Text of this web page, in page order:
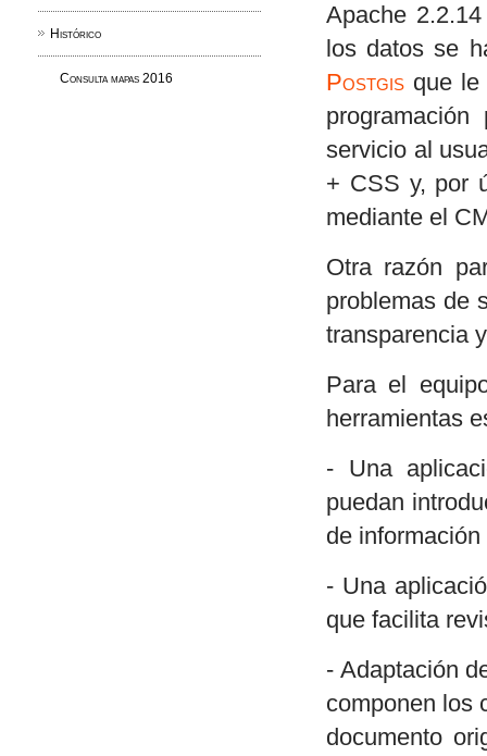
Histórico
Consulta mapas 2016
Apache
los datos se
Postgis que le
servicio al
+ CSS y, por
mediante el
Otra razón
problemas de
transparencia
Para el
herramientas
- Una
puedan
de
- Una
que facilita
- Adaptación
componen los
documento